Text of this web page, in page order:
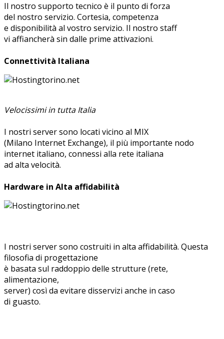
Il nostro supporto tecnico è il punto di forza
del nostro servizio. Cortesia, competenza
e disponibilità al vostro servizio. Il nostro staff
vi affiancherà sin dalle prime attivazioni.
Connettività Italiana
Velocissimi in tutta Italia
I nostri server sono locati vicino al MIX
(Milano Internet Exchange), il più importante nodo
internet italiano, connessi alla rete italiana
ad alta velocità.
Hardware in Alta affidabilità
I nostri server sono costruiti in alta affidabilità. Questa
filosofia di progettazione
è basata sul raddoppio delle strutture (rete,
alimentazione,
server) così da evitare disservizi anche in caso
di guasto.